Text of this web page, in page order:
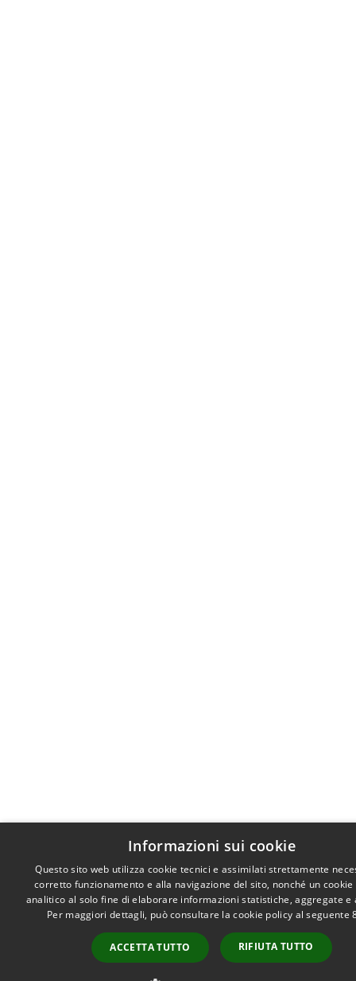
Informazioni sui cookie
Questo sito web utilizza cookie tecnici e assimilati strettamente
corretto funzionamento e alla navigazione del sito, nonché un cookie
analitico al solo fine di elaborare informazioni statistiche, aggregate e
Per maggiori dettagli, può consultare la cookie policy al seguente
ACCETTA TUTTO RIFIUTA TUTTO